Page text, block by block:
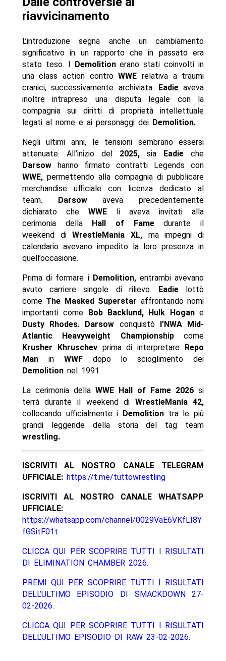
riavvicinamento
L’introduzione segna anche un cambiamento
significativo in un rapporto che in passato era
stato teso. I
Demolitionerano stati coinvolti in
una class action controWWE relativa a traumi
cranici, successivamente archiviata.
Eadieaveva
inoltre intrapreso una disputa legale con la
compagnia sui diritti di proprietà intellettuale
legati al nome e ai personaggi dei Demolition.
Negli ultimi anni, le tensioni sembrano essersi
attenuate. All’inizio del 2025, sia Eadie che
Darsowhanno firmato contratti Legends con
WWE,permettendo alla compagnia di pubblicare
merchandise ufficiale con licenza dedicato al
team.
Darsowaveva precedentemente
dichiarato cheWWE li aveva invitati alla
cerimonia della
Hall of Famedurante il
weekend diWrestleMania XL, ma impegni di
calendario avevano impedito la loro presenza in
quell’occasione.
Prima di formare i Demolition,entrambi avevano
avuto carriere singole di rilievo.
Eadielottò
come The Masked Superstar affrontando nomi
importanti come
Bob Backlund, Hulk Hogane
Dusty Rhodes. Darsow conquistò
l’NWA Mid-
Atlantic Heavyweight Championshipcome
Krusher Khruschevprima di interpretare
Repo
Manin WWFdopo lo scioglimento dei
Demolitionnel 1991.
La cerimonia della WWE Hall of Fame 2026 si
terrà durante il weekend di WrestleMania 42,
collocando ufficialmente i
Demolition tra le più
grandi leggende della storia del tag team
wrestling.
ISCRIVITI AL NOSTRO CANALE TELEGRAM
UFFICIALE: https://t.me/tuttowrestling
ISCRIVITI AL NOSTRO CANALE WHATSAPP
UFFICIALE:
https://whatsapp.com/channel/0029VaE6VKfLI8Y
fGSitF01t
CLICCA QUI PER SCOPRIRE TUTTI I RISULTATI
DI ELIMINATION CHAMBER 2026.
PREMI QUI PER SCOPRIRE TUTTI I RISULTATI
DELL’ULTIMO EPISODIO DI SMACKDOWN 27-
02-2026.
CLICCA QUI PER SCOPRIRE TUTTI I RISULTATI
DELL’ULTIMO EPISODIO DI RAW 23-02-2026.